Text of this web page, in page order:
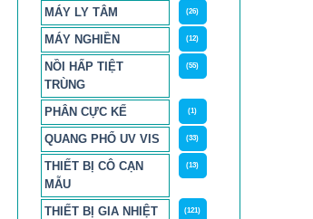
MÁY LY TÂM (26)
MÁY NGHIỀN (12)
NỒI HẤP TIỆT
TRÙNG
(55)
PHÂN CỰC KẾ (1)
QUANG PHỔ UV VIS (33)
THIẾT BỊ CÔ CẠN
MẪU
(13)
THIẾT BỊ GIA NHIỆT (121)